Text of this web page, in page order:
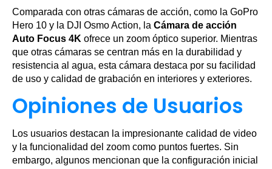
Comparada con otras cámaras de acción, como la GoPro
Hero 10 y la DJI Osmo Action, la Cámara de acción
Auto Focus 4K ofrece un zoom óptico superior. Mientras
que otras cámaras se centran más en la durabilidad y
resistencia al agua, esta cámara destaca por su facilidad
de uso y calidad de grabación en interiores y exteriores.
Opiniones de Usuarios
Los usuarios destacan la impresionante calidad de video
y la funcionalidad del zoom como puntos fuertes. Sin
embargo, algunos mencionan que la configuración inicial